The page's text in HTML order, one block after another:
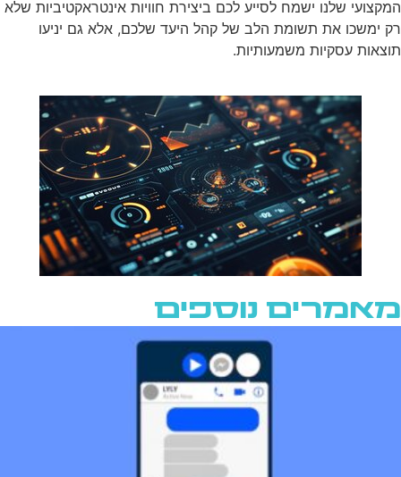
המקצועי שלנו ישמח לסייע לכם ביצירת חוויות אינטראקטיביות שלא
רק ימשכו את תשומת הלב של קהל היעד שלכם, אלא גם יניעו
תוצאות עסקיות משמעותיות.
מאמרים נוספים